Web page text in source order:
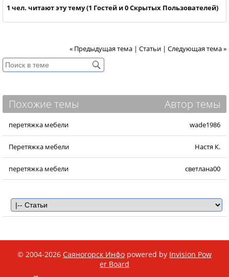
1 чел. читают эту тему (1 Гостей и 0 Скрытых Пользователей)
« Предыдущая тема | Статьи | Следующая тема »
Похожие темы Автор темы
перетяжка мебели wade1986
Перетяжка мебели Настя К.
перетяжка мебели светлана00
© 2004-2026 Саяногорск Инфо powered by Invision Pow
er Board